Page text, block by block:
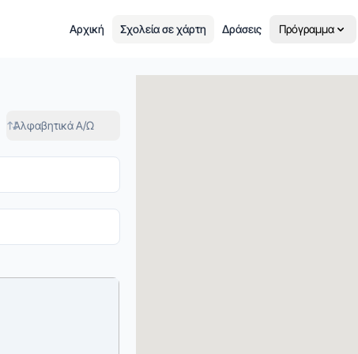
Αρχική Σχολεία σε χάρτη Δράσεις Πρόγραμμα
Αλφαβητικά Α/Ω